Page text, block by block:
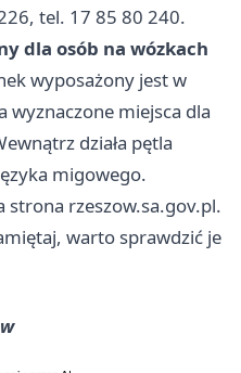
tel. 17 85 80 240.
dla osób na wózkach
wyposażony jest w
wyznaczone miejsca dla
działa pętla
migowego.
strona rzeszow.sa.gov.pl.
warto sprawdzić je